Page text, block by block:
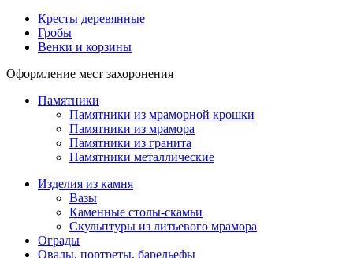
Кресты деревянные
Гробы
Венки и корзины
Оформление мест захоронения
Памятники
Памятники из мраморной крошки
Памятники из мрамора
Памятники из гранита
Памятники металлические
Изделия из камня
Вазы
Каменные столы-скамьи
Скульптуры из литьевого мрамора
Ограды
Овалы, портреты, барельефы